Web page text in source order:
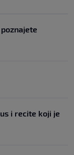
i recite koji je